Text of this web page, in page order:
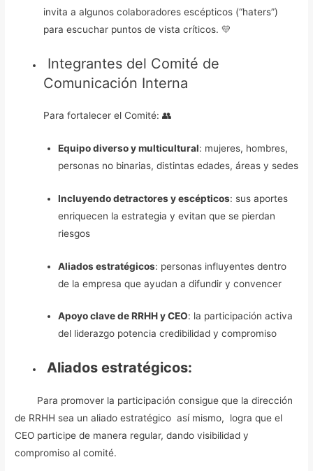
invita a algunos colaboradores escépticos (“haters”)
para escuchar puntos de vista críticos. 💛
Integrantes del Comité de
Comunicación Interna
Para fortalecer el Comité: 👥
Equipo diverso y multicultural: mujeres, hombres,
personas no binarias, distintas edades, áreas y sedes
Incluyendo detractores y escépticos: sus aportes
enriquecen la estrategia y evitan que se pierdan
riesgos
Aliados estratégicos: personas influyentes dentro
de la empresa que ayudan a difundir y convencer
Apoyo clave de RRHH y CEO: la participación activa
del liderazgo potencia credibilidad y compromiso
Aliados estratégicos:
Para promover la participación consigue que la dirección
de RRHH sea un aliado estratégico así mismo, logra que el
CEO participe de manera regular, dando visibilidad y
compromiso al comité.